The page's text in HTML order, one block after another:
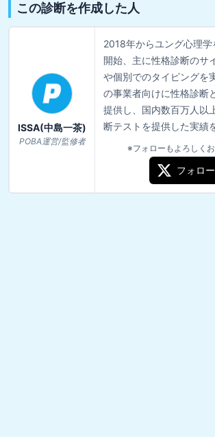
この診断を作成した人
ISSA(中島一茶)
POBA運営/監修者
2018年からユング心理学
開始、主に性格診断のサ
や個別でのタイピングを
の事業者向けに性格診断
提供し、国内数百万人以
断テストを提供した実績
※フォローもよろしく
フォロ